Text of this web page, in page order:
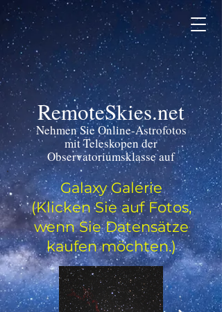
RemoteSkies.net
Nehmen Sie Online-Astrofotos
mit Teleskopen der
Observatoriumsklasse auf
Galaxy Galerie
(Klicken Sie auf Fotos,
wenn Sie Datensätze
kaufen möchten.)